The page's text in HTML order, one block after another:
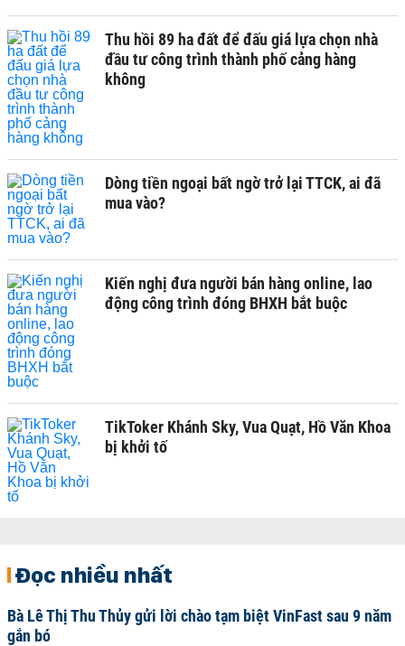
Thu hồi 89 ha đất để đấu giá lựa chọn nhà
đầu tư công trình thành phố cảng hàng
không
Dòng tiền ngoại bất ngờ trở lại TTCK, ai đã
mua vào?
Kiến nghị đưa người bán hàng online, lao
động công trình đóng BHXH bắt buộc
TikToker Khánh Sky, Vua Quạt, Hồ Văn Khoa
bị khởi tố
Đọc nhiều nhất
Bà Lê Thị Thu Thủy gửi lời chào tạm biệt VinFast sau 9 năm
gắn bó